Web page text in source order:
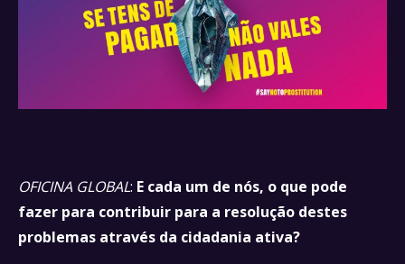
OFICINA GLOBAL: E cada um de nós, o que pode
fazer para contribuir para a resolução destes
problemas através da cidadania ativa?